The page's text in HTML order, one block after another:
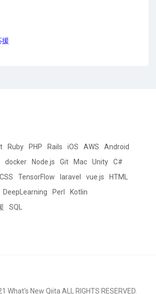
援
Ruby PHP Rails iOS AWS
Android
docker Node.js Git Mac Unity
C#
CSS TensorFlow laravel vue.js
HTML
DeepLearning Perl
Kotlin
SQL
What's New Qiita ALL RIGHTS RESERVED.